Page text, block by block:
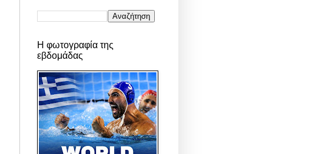
Η φωτογραφία της
εβδομάδας